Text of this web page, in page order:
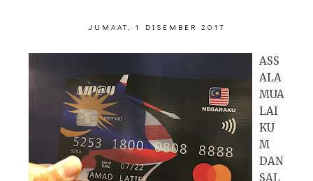
JUMAAT, 1 DISEMBER 2017
ASS
ALA
MUA
LAI
KU
M
DAN
SAL